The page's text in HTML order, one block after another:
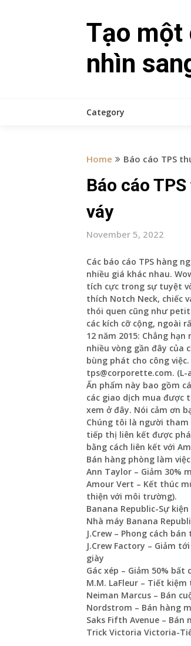
Tạo một
nhìn
Category
Home Báo cáo TPS
Báo cáo
váy
November 5, 2022
Các báo cáo TPS hàng
nhiều giá khác nhau.
tích cực trong sự tuyệt
thích Notch Neck, chiếc
thói quen cũng như
các kích cỡ cộng, ngoài
12 năm 2015: Chẳng
nhiều vòng gần đây của
bùng phát cho công
tps@corporette.com. (L-
Ấn phẩm này bao gồm
các giao dịch mua được
xem ở đây. Nói cảm ơn
Chúng tôi là người tham
tiếp thị liên kết được
bằng cách liên kết với
Bán hàng phòng làm
Ann Taylor – Giảm 30%
Amour Vert – Kết thúc
thiện với môi trường).
Banana Republic-Sự
Nhà máy Banana
J.Crew – Phong cách bán
J.Crew Factory – Giảm
giày
Gác xép – Giảm 50%
M.M. LaFleur – Tiết kiệm
Neiman Marcus – Bán
Nordstrom – Bán hàng
Saks Fifth Avenue –
Trick Victoria Victoria-